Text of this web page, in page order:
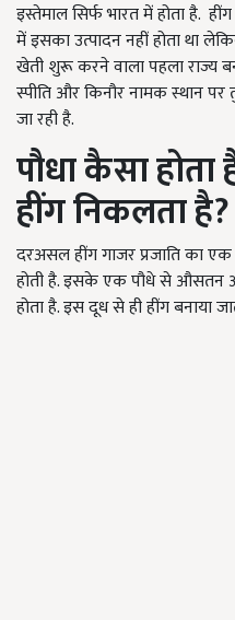
इस्तेमाल सिर्फ भारत में होता है.
में इसका उत्पादन नहीं होता था
खेती शुरू करने वाला पहला राज्य
स्पीति और किनौर नामक स्थान
जा रही है.
पौधा कैसा
हींग निकलता है?
दरअसल हींग गाजर प्रजाति का
होती है. इसके एक पौधे से औसतन
होता है. इस दूध से ही हींग बनाया